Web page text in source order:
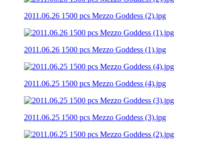
2011.06.26 1500 pcs Mezzo Goddess (2).jpg
2011.06.26 1500 pcs Mezzo Goddess (1).jpg
2011.06.25 1500 pcs Mezzo Goddess (4).jpg
2011.06.25 1500 pcs Mezzo Goddess (3).jpg